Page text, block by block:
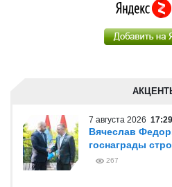
7 августа 2026 17:29
Вячеслав
госнаграды
267